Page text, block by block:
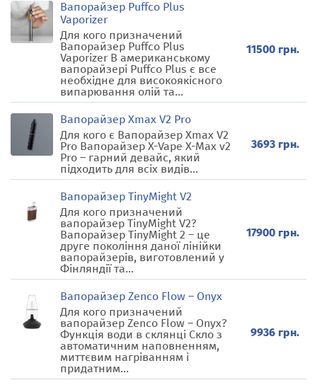
Вапорайзер Puffco Plus
Vaporizer
Для кого призначений
Вапорайзер Puffco Plus
Vaporizer В американському
вапорайзері Puffco Plus є все
необхідне для високоякісного
випарювання олій та...
11500 грн.
Вапорайзер Xmax V2 Pro
Для кого є Вапорайзер Xmax V2
Pro Вапорайзер X-Vape X-Max v2
Pro – гарний девайс, який
підходить для всіх видів...
3693 грн.
Вапорайзер TinyMight V2
Для кого призначений
вапорайзер TinyMight V2?
Вапорайзер TinyMight 2 – це
друге покоління даної лінійки
вапорайзерів, виготовлений у
Фінляндії та...
17900 грн.
Вапорайзер Zenco Flow – Onyx
Для кого призначений
вапорайзер Zenco Flow – Onyx?
Функція води в склянці Скло з
автоматичним наповненням,
миттєвим нагріванням і
придатним...
9936 грн.